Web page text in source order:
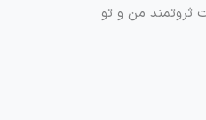
ثروتمند من و تو